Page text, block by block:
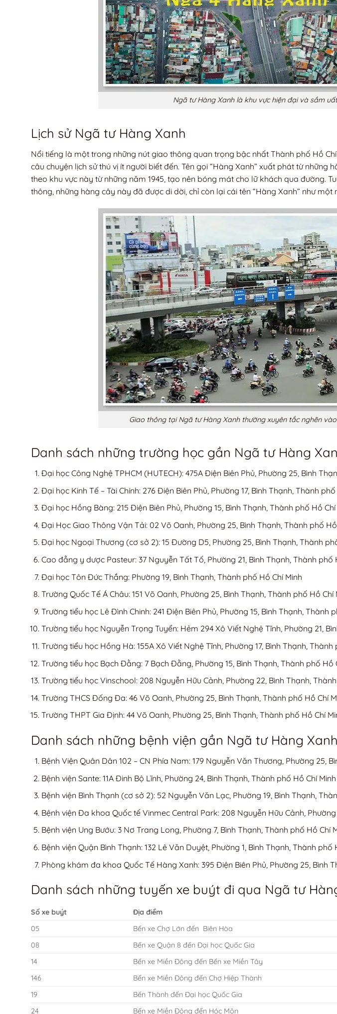
Ngã tư Hàng Xanh là khu vực hiện đại và sầm uất
Lịch sử Ngã tư Hàng Xanh
Nổi tiếng là một trong những nút giao thông quan trọng bậc nhất Thành phố Hồ
câu chuyện lịch sử thú vị ít người biết đến. Tên gọi “Hàng Xanh” xuất phát từ những
theo khu vực này từ những năm 1945, tạo nên bóng mát cho lữ khách qua đường.
thông, những hàng cây này đã được di dời, chỉ còn lại cái tên “Hàng Xanh” như một
Giao thông tại Ngã tư Hàng Xanh thường xuyên tắc nghẽn
Danh sách những trường học gần Ngã tư Hàng
Đại học Công Nghệ TPHCM (HUTECH): 475A Điện Biên Phủ, Phường 25, Bình
Đại học Kinh Tế – Tài Chính: 276 Điện Biên Phủ, Phường 17, Bình Thạnh, Thành
Đại học Hồng Bàng: 215 Điện Biên Phủ, Phường 15, Bình Thạnh, Thành phố Hồ Chí
Đại Học Giao Thông Vận Tải: 02 Võ Oanh, Phường 25, Bình Thạnh, Thành phố Hồ
Đại học Ngoại Thương (cơ sở 2): 15 Đường D5, Phường 25, Bình Thạnh, Thành
Cao đẳng y dược Pasteur: 37 Nguyễn Tất Tố, Phường 21, Bình Thạnh, Thành phố
Đại học Tôn Đức Thắng: Phường 19, Bình Thạnh, Thành phố Hồ Chí Minh
Trường Quốc Tế Á Châu: 151 Võ Oanh, Phường 25, Bình Thạnh, Thành phố Hồ Chí
Trường tiểu học Lê Đình Chinh: 241 Điện Biên Phủ, Phường 15, Bình Thạnh, Thành
Trường tiểu học Nguyễn Trọng Tuyển: Hẻm 294 Xô Viết Nghệ Tĩnh, Phường 21,
Trường tiểu học Hồng Hà: 155A Xô Viết Nghệ Tĩnh, Phường 17, Bình Thạnh, Thành
Trường tiểu học Bạch Đằng: 7 Bạch Đằng, Phường 15, Bình Thạnh, Thành phố Hồ
Trường tiểu học Vinschool: 208 Nguyễn Hữu Cảnh, Phường 22, Bình Thạnh,
Trường THCS Đống Đa: 46 Võ Oanh, Phường 25, Bình Thạnh, Thành phố Hồ Chí
Trường THPT Gia Định: 44 Võ Oanh, Phường 25, Bình Thạnh, Thành phố Hồ Chí
Danh sách những bệnh viện gần Ngã tư Hàng Xanh
Bệnh Viện Quân Dân 102 – CN Phía Nam: 179 Nguyễn Văn Thương, Phường 25,
Bệnh viện Sante: 11A Đinh Bộ Lĩnh, Phường 24, Bình Thạnh, Thành phố Hồ Chí Minh
Bệnh viện Bình Thạnh (cơ sở 2): 52 Nguyễn Văn Lạc, Phường 19, Bình Thạnh,
Bệnh viện Đa khoa Quốc tế Vinmec Central Park: 208 Nguyễn Hữu Cảnh,
Bệnh viện Ung Bướu: 3 Nơ Trang Long, Phường 7, Bình Thạnh, Thành phố Hồ Chí
Bệnh viện Quận Bình Thạnh: 132 Lê Văn Duyệt, Phường 1, Bình Thạnh, Thành phố
Phòng khám đa khoa Quốc Tế Hàng Xanh: 395 Điện Biên Phủ, Phường 25, Bình
Danh sách những tuyến xe buýt đi qua Ngã tư
Số xe buýt
Địa điểm
05
Bến xe Chợ Lớn đến Biên Hòa
08
Bến xe Quận 8 đến Đại học Quốc Gia
14
Bến xe Miền Đông đến Bến xe Miền Tây
146
Bến xe Miền Đông đến Chợ Hiệp Thành
19
Bến Thành đến Đại học Quốc Gia
24
Bến xe Miền Đông đến Hóc Môn